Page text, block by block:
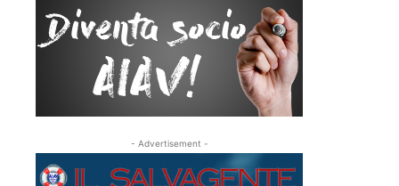
- Advertisement -